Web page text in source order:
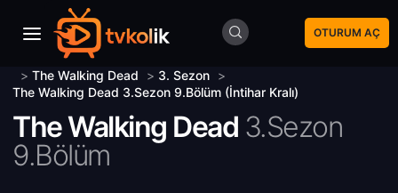
OTURUM AÇ
> The Walking Dead > 3. Sezon >
The Walking Dead 3.Sezon 9.Bölüm (İntihar Kralı)
The Walking Dead 3.Sezon
9.Bölüm